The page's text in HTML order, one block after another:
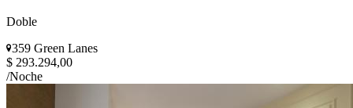
Doble
359 Green Lanes
$ 293.294,00
/Noche